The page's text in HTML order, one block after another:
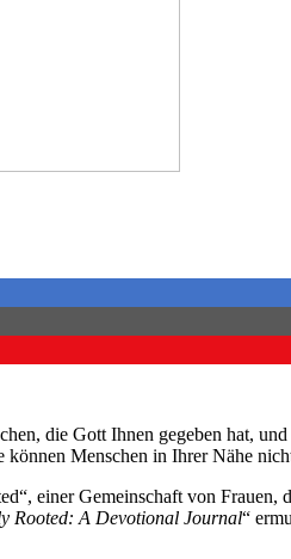
die Gott Ihnen gegeben hat,
Menschen in Ihrer Nähe
Gemeinschaft von Frauen,
Rooted: A Devotional Journal“